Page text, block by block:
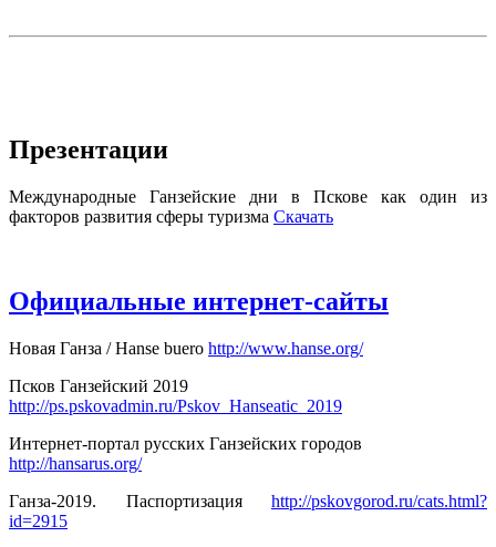
Презентации
Международные Ганзейские дни в Пскове как один из
факторов развития сферы туризма Скачать
Официальные интернет-сайты
Новая Ганза / Hanse buero http://www.hanse.org/
Псков Ганзейский 2019
http://ps.pskovadmin.ru/Pskov_Hanseatic_2019
Интернет-портал русских Ганзейских городов
http://hansarus.org/
Ганза-2019. Паспортизация http://pskovgorod.ru/cats.html?
id=2915